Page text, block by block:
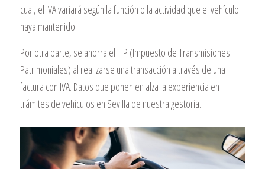
cual, el IVA variará según la función o la actividad que el vehículo
haya mantenido.
Por otra parte, se ahorra el ITP (Impuesto de Transmisiones
Patrimoniales) al realizarse una transacción a través de una
factura con IVA. Datos que ponen en alza la experiencia en
trámites de vehículos en Sevilla de nuestra gestoría.